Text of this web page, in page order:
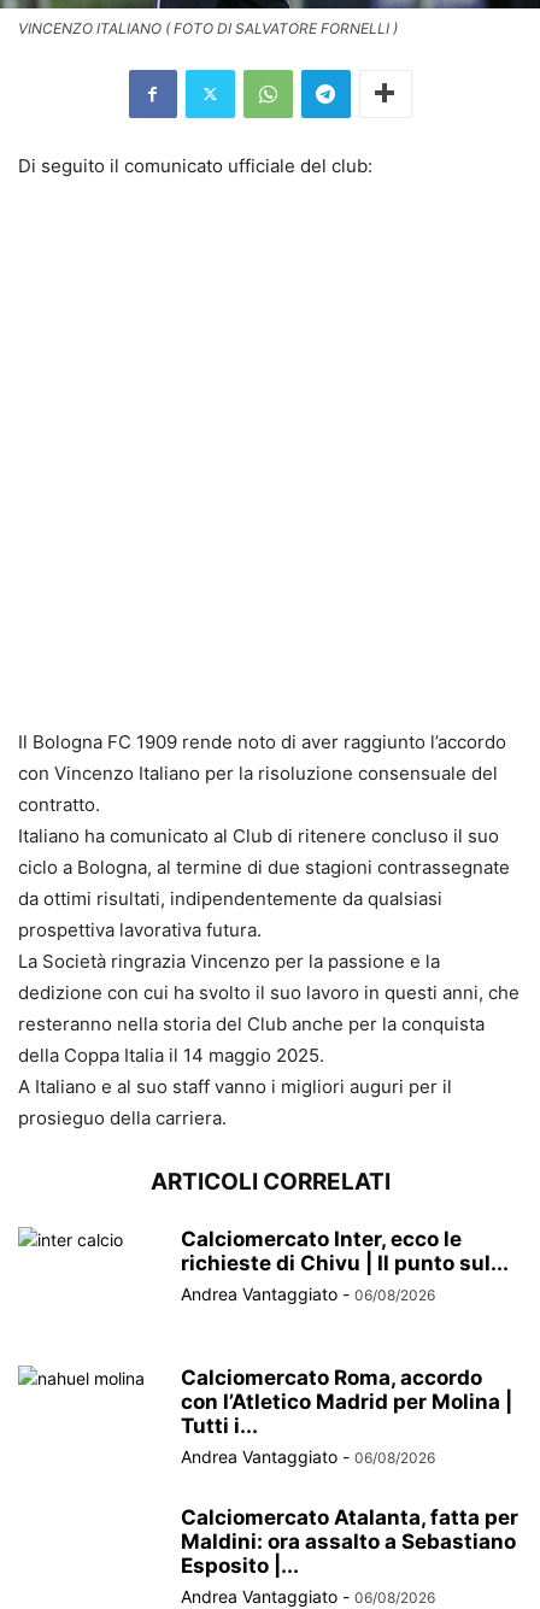
VINCENZO ITALIANO ( FOTO DI SALVATORE FORNELLI )
Di seguito il comunicato ufficiale del club:
Il Bologna FC 1909 rende noto di aver raggiunto l’accordo
con Vincenzo Italiano per la risoluzione consensuale del
contratto.
Italiano ha comunicato al Club di ritenere concluso il suo
ciclo a Bologna, al termine di due stagioni contrassegnate
da ottimi risultati, indipendentemente da qualsiasi
prospettiva lavorativa futura.
La Società ringrazia Vincenzo per la passione e la
dedizione con cui ha svolto il suo lavoro in questi anni, che
resteranno nella storia del Club anche per la conquista
della Coppa Italia il 14 maggio 2025.
A Italiano e al suo staff vanno i migliori auguri per il
prosieguo della carriera.
ARTICOLI CORRELATI
Calciomercato Inter, ecco le
richieste di Chivu | Il punto sul...
Andrea Vantaggiato - 06/08/2026
Calciomercato Roma, accordo
con l’Atletico Madrid per Molina |
Tutti i...
Andrea Vantaggiato - 06/08/2026
Calciomercato Atalanta, fatta per
Maldini: ora assalto a Sebastiano
Esposito |...
Andrea Vantaggiato - 06/08/2026